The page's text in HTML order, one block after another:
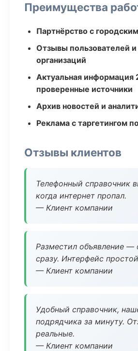
Преимущества
Партнёрство с
Отзывы пользователей и
организаций
Актуальная информация
проверенные источники
Архив новостей и
Реклама с таргетингом
Отзывы клиентов
Телефонный справочник
когда интернет пропал.
— Клиент компании
Разместил объявление —
сразу. Интерфейс
— Клиент компании
Удобный справочник,
подрядчика за минуту.
реальные.
— Клиент компании